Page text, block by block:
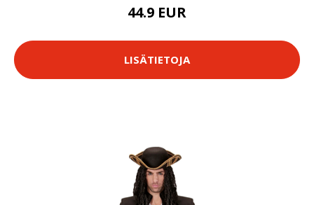
44.9 EUR
LISÄTIETOJA